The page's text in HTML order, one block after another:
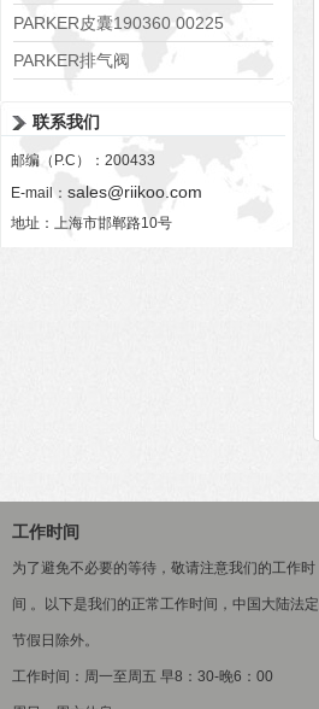
PARKER皮囊190360 00225
PARKER排气阀
联系我们
邮编（P.C）：200433
E-mail： sales@riikoo.com
地址：上海市邯郸路10号
工作时间
为了避免不必要的等待，敬请注意我们的工作时
间 。以下是我们的正常工作时间，中国大陆法定
节假日除外。
工作时间：周一至周五 早8：30-晚6：00